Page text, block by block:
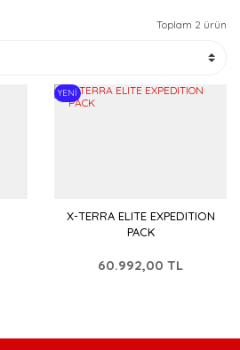
Toplam 2 ürün
YENİ
X-TERRA ELITE EXPEDITION
PACK
60.992,00 TL